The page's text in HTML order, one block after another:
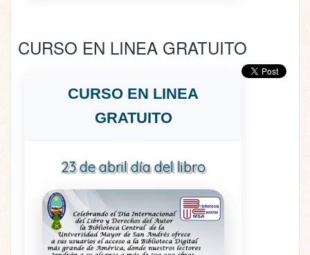
CURSO EN LINEA GRATUITO
CURSO EN LINEA
GRATUITO
23 de abril día del libro